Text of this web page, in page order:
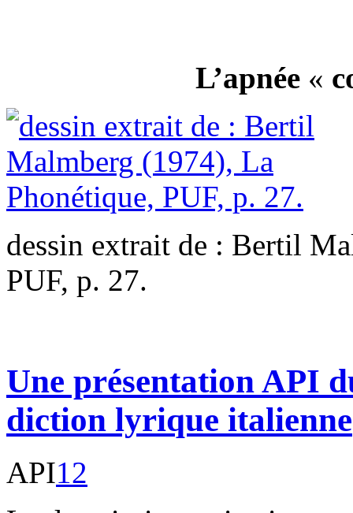
L’apnée «
dessin extrait de : Bertil
PUF, p. 27.
Une présentation API
diction lyrique italienne
API12